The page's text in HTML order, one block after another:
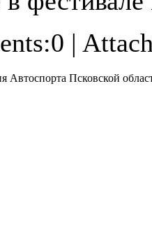
|
Автоспорта Псковской